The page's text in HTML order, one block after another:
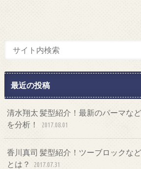
最近の投稿
清水翔太 髪型紹介！最新のパーマな
を分析！
2017.08.01
香川真司 髪型紹介！ツーブロックな
とは？
2017.07.31